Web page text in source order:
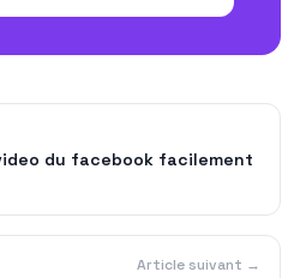
du facebook facilement
Article suivant →